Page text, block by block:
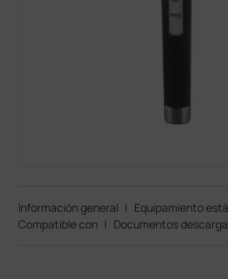
Información general | Equipamiento
Compatible con | Documentos